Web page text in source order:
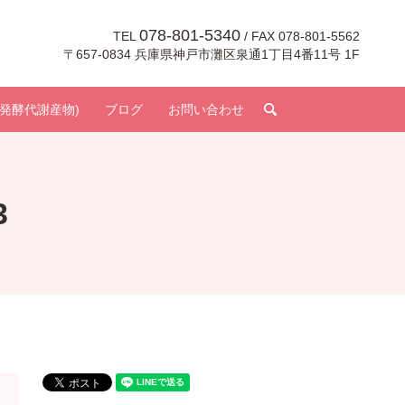
TEL 078-801-5340 / FAX 078-801-5562
〒657-0834 兵庫県神戸市灘区泉通1丁目4番11号 1F
酵代謝産物) ブログ お問い合わせ